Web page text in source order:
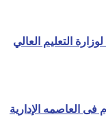
التعليم العالي
العاصمه الإدارية